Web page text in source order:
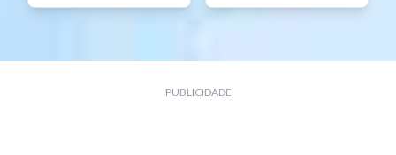
PUBLICIDADE